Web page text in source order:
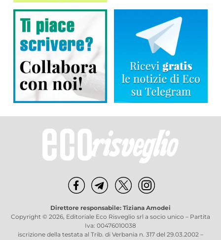
Direttore responsabile: Tiziana Amodei
Copyright © 2026, Editoriale Eco Risveglio srl a socio unico – Partita
Iva: 00476010038
iscrizione della testata al Trib. di Verbania n. 317 del 29.03.2002 –